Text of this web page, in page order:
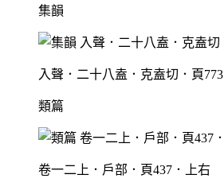
集韻
入聲．二十八盍．克盍切．頁773
類篇
卷一二上．戶部．頁437．上右